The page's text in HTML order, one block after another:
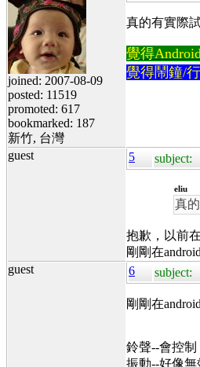
joined: 2007-08-09
posted: 11519
promoted: 617
bookmarked: 187
新竹, 台灣
真的有實際
覺得
覺得鬧鐘/
guest 5 subject:
eliu
真
抱歉，以前
剛剛在
guest
6 subject:
剛剛在
鈴聲--會控
振動--好像